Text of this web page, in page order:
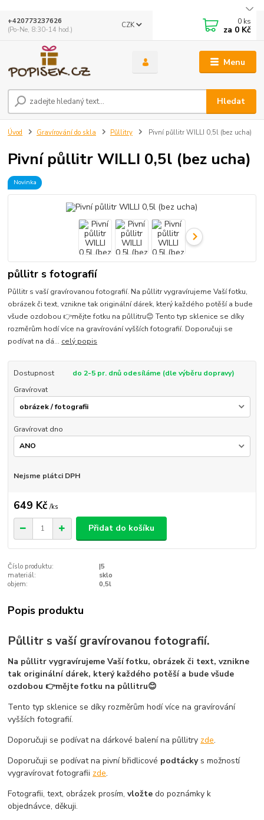
Menu
CZK
Hledat
+420773237626
(Po-Ne, 8:30-14 hod.)
0 ks
za 0 Kč
Úvod Gravírování do skla Půllitry Pivní půllitr WILLI 0,5l (bez ucha)
Pivní půllitr WILLI 0,5l (bez ucha)
Novinka
půllitr s fotografií
Půllitr s vaší gravírovanou fotografií. Na půllitr vygravírujeme Vaší fotku,
obrázek či text, vznikne tak originální dárek, který každého potěší a bude
všude ozdobou 👉mějte fotku na půllitru😊 Tento typ sklenice se díky
rozměrům hodí více na gravírování vyšších fotografií. Doporučuji se
podívat na dá... celý popis
Dostupnost
do 2-5 pr. dnů odesíláme (dle výběru dopravy)
Gravírovat
Gravírovat dno
Nejsme plátci DPH
649 Kč /ks
Přidat do košíku
Číslo produktu:
|5
materiál:
sklo
objem:
0,5l
Popis produktu
Půllitr s vaší gravírovanou fotografií.
Na půllitr vygravírujeme Vaší fotku, obrázek či text, vznikne
tak originální dárek, který každého potěší a bude všude
ozdobou 👉mějte fotku na půllitru😊
Tento typ sklenice se díky rozměrům hodí více na gravírování
vyšších fotografií.
Doporučuji se podívat na dárkové balení na půllitry zde.
Doporučuji se podívat na pivní břidlicové podtácky s možností
vygravírovat fotografii zde.
Fotografii, text, obrázek prosím,vložtedo poznámky k
objednávce, děkuji.